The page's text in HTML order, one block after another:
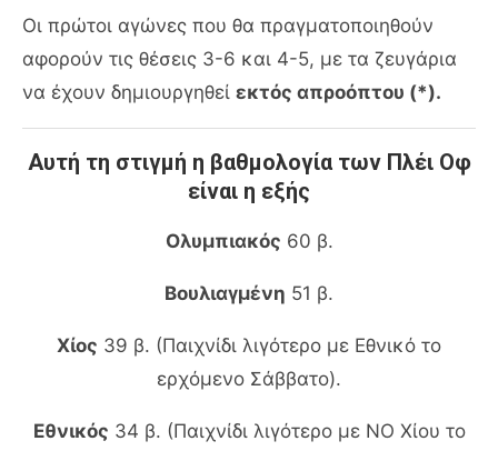
Οι πρώτοι αγώνες που θα πραγματοποιηθούν
αφορούν τις θέσεις 3-6 και 4-5, με τα ζευγάρια
να έχουν δημιουργηθεί εκτός απροόπτου (*).
Αυτή τη στιγμή η βαθμολογία των Πλέι Οφ
είναι η εξής
Ολυμπιακός 60 β.
Βουλιαγμένη 51 β.
Χίος 39 β. (Παιχνίδι λιγότερο με Εθνικό το
ερχόμενο Σάββατο).
Εθνικός 34 β. (Παιχνίδι λιγότερο με ΝΟ Χίου το